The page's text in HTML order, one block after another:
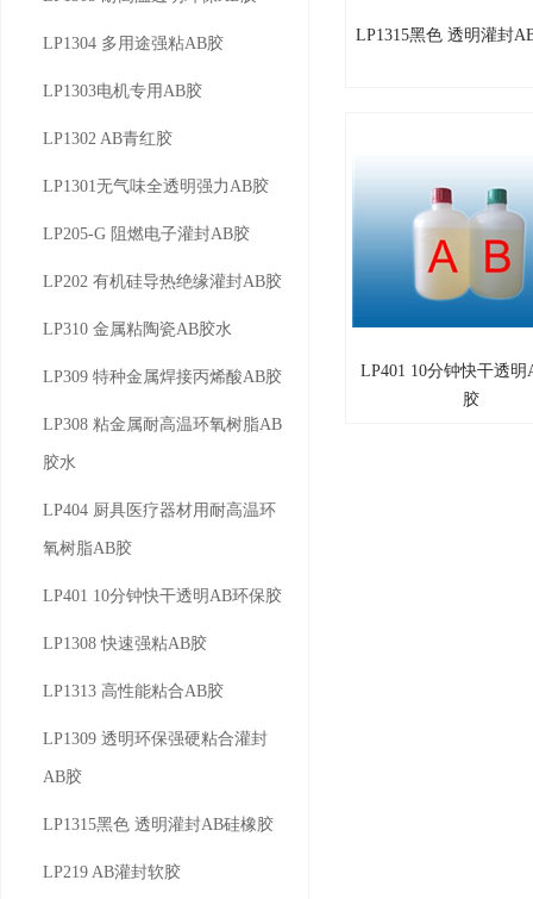
LP1304 多用途强粘AB胶
LP1303电机专用AB胶
LP1302 AB青红胶
LP1301无气味全透明强力AB胶
LP205-G 阻燃电子灌封AB胶
LP202 有机硅导热绝缘灌封AB胶
LP310 金属粘陶瓷AB胶水
LP309 特种金属焊接丙烯酸AB胶
LP308 粘金属耐高温环氧树脂AB
胶水
LP404 厨具医疗器材用耐高温环
氧树脂AB胶
LP401 10分钟快干透明AB环保胶
LP1308 快速强粘AB胶
LP1313 高性能粘合AB胶
LP1309 透明环保强硬粘合灌封
AB胶
LP1315黑色 透明灌封AB硅橡胶
LP219 AB灌封软胶
LP1315
LP1315黑色 透明灌封
LP 401
LP401 10分钟快干透明
胶